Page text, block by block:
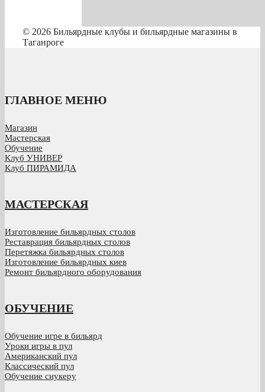
© 2026 Бильярдные клубы и бильярдные магазины в
Таганроге
ГЛАВНОЕ МЕНЮ
Магазин
Мастерская
Обучение
Клуб УНИВЕР
Клуб ПИРАМИДА
МАСТЕРСКАЯ
Изготовление бильярдных столов
Реставрация бильярдных столов
Перетяжка бильярдных столов
Изготовление бильярдных киев
Ремонт бильярдного оборудования
ОБУЧЕНИЕ
Обучение игре в бильярд
Уроки игры в пул
Американский пул
Классический пул
Обучение снукеру